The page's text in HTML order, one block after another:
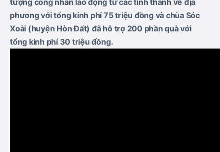
tượng công nhân lao động từ các tỉnh thành về địa
phương với tổng kinh phí 75 triệu đồng và chùa Sóc
Xoài (huyện Hòn Đất) đã hỗ trợ 200 phần quà với
tổng kinh phí 30 triệu đồng.